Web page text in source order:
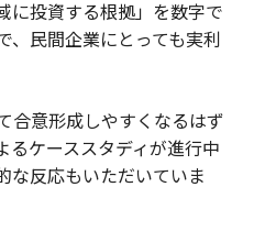
に投資する根拠」を数字で
、民間企業にとっても実利
合意形成しやすくなるはず
るケーススタディが進行中
な反応もいただいていま